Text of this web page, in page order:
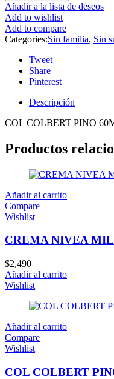
Añadir a la lista de deseos
Add to wishlist
Add to compare
Categories:Sin familia, Sin
Tweet
Share
Pinterest
Descripción
COL COLBERT PINO
Productos
Añadir al carrito
Compare
Wishlist
CREMA NIVEA
$2,490
Añadir al carrito
Wishlist
Añadir al carrito
Compare
Wishlist
COL COLBERT